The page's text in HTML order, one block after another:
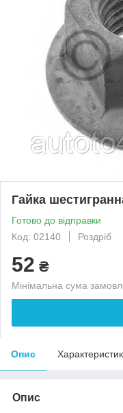
Гайка
Готово до відправки
Код: 02140
Роздріб
52 ₴
Мінімальна сума
Опис
Опис